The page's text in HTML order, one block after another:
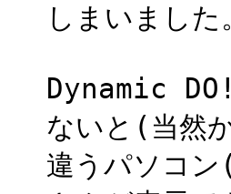
しまいました
Dynamic
ないと(当然
違うパソコ